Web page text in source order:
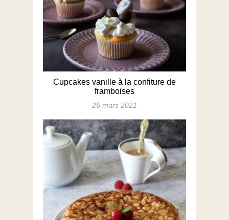
Cupcakes vanille à la confiture de
framboises
25 mars 2021